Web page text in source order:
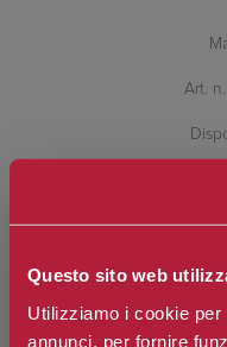
Questo sito web
Utilizziamo i cookie
annunci, per fornire
Art. n.